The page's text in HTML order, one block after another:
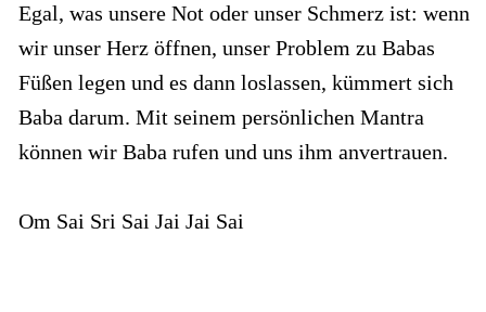
Egal, was unsere Not oder unser Schmerz ist: wenn
wir unser Herz öffnen, unser Problem zu Babas
Füßen legen und es dann loslassen, kümmert sich
Baba darum. Mit seinem persönlichen Mantra
können wir Baba rufen und uns ihm anvertrauen.
Om Sai Sri Sai Jai Jai Sai